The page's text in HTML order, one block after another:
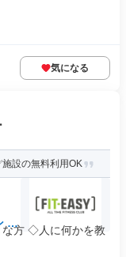
気になる
設の無料利用OK
60
方 ◇人に何かを教